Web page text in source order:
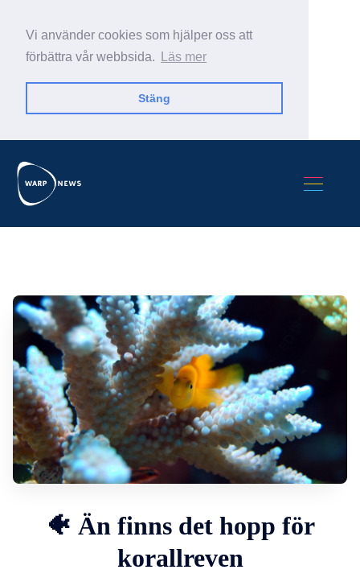
Vi använder cookies som hjälper oss att
förbättra vår webbsida.
Läs mer
Stäng
🐠 Än finns det hopp för
korallreven